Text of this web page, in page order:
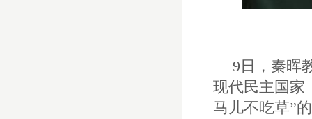
9 日，秦晖
现代民主国家
马儿不吃草”